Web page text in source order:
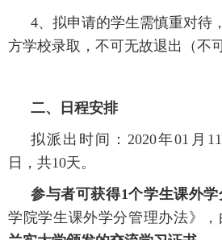
4、拟申请的学生需慎重对待
方学校录取，不可无故退出（不
二、日程安排
拟派出时间：2020年01月
日，共10天。
参与者可获得1个学生课外学
学院学生课外学分管理办法》，